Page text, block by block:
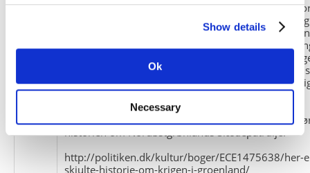
Show details
Ok
Necessary
Slædepatrulje med Eli Knudsen som medlem og
og Marius Jensen som medlem. Marius Jensens
befinder sig i Militärhistorisches Museum i Dresden
(Tyskland). Kopierne af Friedrich Littmanns
klausuleret iht. aftalen med giveren og Franz
Kontakt venligst Arktisk Instituts ledelse i
brugen af materialet til studie- og
formål.
Nedenunder findes et link til en presseartikel
historien om Nordøstgrønlands Slædepatrulje:
http://politiken.dk/kultur/boger/ECE1475638/her-
skjulte-historie-om-krigen-i-groenland/